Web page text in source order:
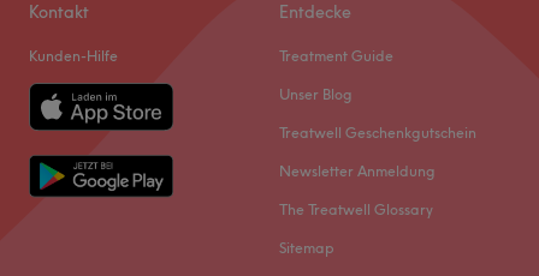
Kontakt
Kunden-Hilfe
Entdecke
Treatment Guide
Unser Blog
Treatwell Geschenkgutschein
Newsletter Anmeldung
The Treatwell Glossary
Sitemap